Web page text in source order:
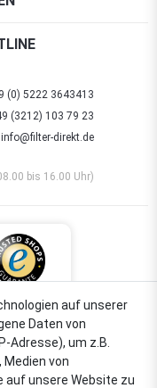
(0) 5222 3643413
(3212) 103 79 23
direkt.de
bis 16.00 Uhr)
4,88
gut
auf unserer
Daten von
Adresse), um z.B.
Medien von
auf unsere Website zu